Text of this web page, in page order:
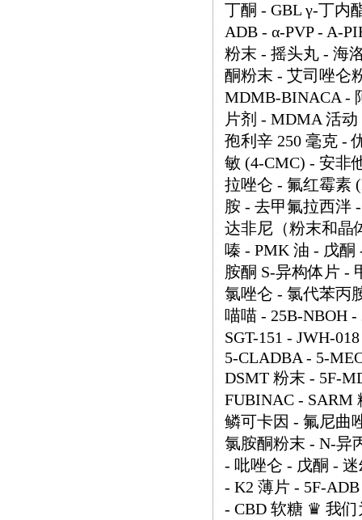
丁酮 - GBL γ-丁内
ADB - α-PVP - A-
粉末 - 摇头丸 - 海
酮粉末 - 艾司唑仑
MDMB-BINACA -
片剂 - MDMA 活
孢利辛 250 毫克 -
敏 (4-CMC) - 安非
拉唑仑 - 氟红霉素
胺 - 去甲氟拉西泮
达非尼（粉末和晶
嗪 - PMK 油 - 戊酮
胺酮 S-异构体片 -
氯唑仑 - 氯代苯丙
喵喵 - 25B-NBOH
SGT-151 - JWH-
5-CLADBA - 5-
DSMT 粉末 - 5F-
FUBINAC - SARM
鳞可卡因 - 氟尼曲
氯胺酮粉末 - N-异
- 吡唑仑 - 戊酮 -
- K2 薄片 - 5F-
- CBD 软糖 ♛ 我们